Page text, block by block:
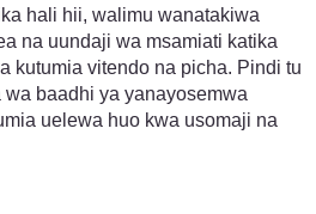
hali hii, walimu wanatakiwa
na uundaji wa msamiati katika
kutumia vitendo na picha. Pindi tu
baadhi ya yanayosemwa
uelewa huo kwa usomaji na